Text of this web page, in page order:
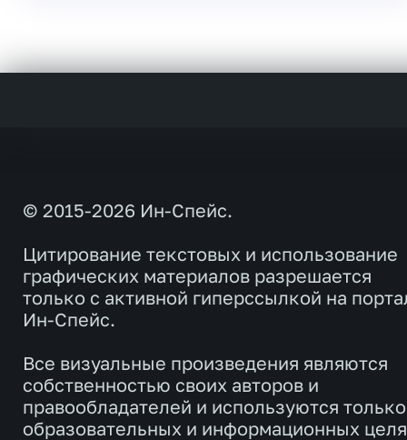
© 2015-2026 Ин-Спейс.
Цитирование текстовых и использование
графических материалов разрешается
только с активной гиперссылкой на
Ин-Спейс.
Все визуальные произведения являются
собственностью своих авторов и
правообладателей и используются
образовательных и информационных